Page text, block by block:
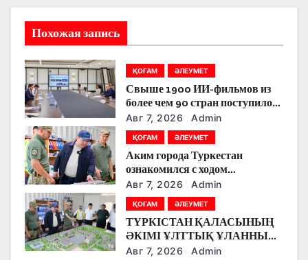
я
п
о
з
а
п
и
с
Похожая запись
ҚОҒАМ ӘЛЕУМЕТ
Свыше 1900 ИИ-фильмов из
более чем 90 стран поступило
на Astana AI Film Festival
Авг 7, 2026 Admin
ҚОҒАМ ӘЛЕУМЕТ
Аким города Туркестан
ознакомился с ходом
строительства военного
городка Национальной гвардии
Авг 7, 2026 Admin
ҚОҒАМ ӘЛЕУМЕТ
ТҮРКІСТАН ҚАЛАСЫНЫҢ
ӘКІМІ ҰЛТТЫҚ ҰЛАННЫҢ
ЖАҢА ӘСКЕРИ
Авг 7, 2026 Admin